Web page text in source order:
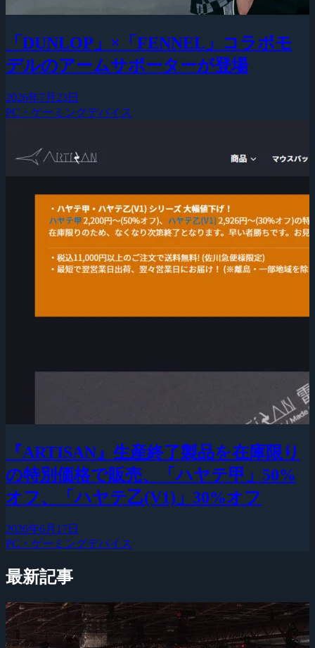
「DUNLOP」×「FENNEL」コラボモ
デルのアームサポーターが登場
2026年7月23日
PC・ゲーミングデバイス
『ARTISAN』生産終了製品を在庫限り
の特別価格で販売、「ハヤテ甲」50%
オフ、「ハヤテ乙(V1)」30%オフ
2026年6月17日
PC・ゲーミングデバイス
最新記事